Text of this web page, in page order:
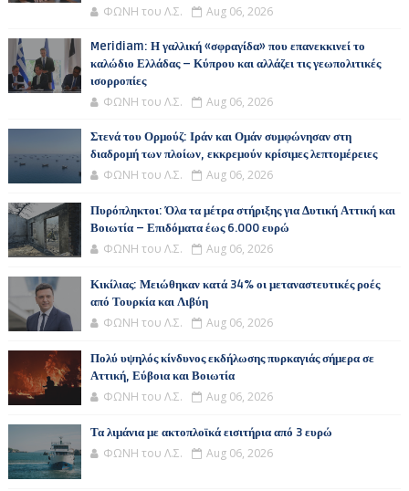
ΦΩΝΗ του Λ.Σ. Aug 06, 2026
Meridiam: Η γαλλική «σφραγίδα» που επανεκκινεί το
καλώδιο Ελλάδας – Κύπρου και αλλάζει τις γεωπολιτικές
ισορροπίες
ΦΩΝΗ του Λ.Σ. Aug 06, 2026
Στενά του Ορμούζ: Ιράν και Ομάν συμφώνησαν στη
διαδρομή των πλοίων, εκκρεμούν κρίσιμες λεπτομέρειες
ΦΩΝΗ του Λ.Σ. Aug 06, 2026
Πυρόπληκτοι: Όλα τα μέτρα στήριξης για Δυτική Αττική και
Βοιωτία – Επιδόματα έως 6.000 ευρώ
ΦΩΝΗ του Λ.Σ. Aug 06, 2026
Κικίλιας: Μειώθηκαν κατά 34% οι μεταναστευτικές ροές
από Τουρκία και Λιβύη
ΦΩΝΗ του Λ.Σ. Aug 06, 2026
Πολύ υψηλός κίνδυνος εκδήλωσης πυρκαγιάς σήμερα σε
Αττική, Εύβοια και Βοιωτία
ΦΩΝΗ του Λ.Σ. Aug 06, 2026
Τα λιμάνια με ακτοπλοϊκά εισιτήρια από 3 ευρώ
ΦΩΝΗ του Λ.Σ. Aug 06, 2026